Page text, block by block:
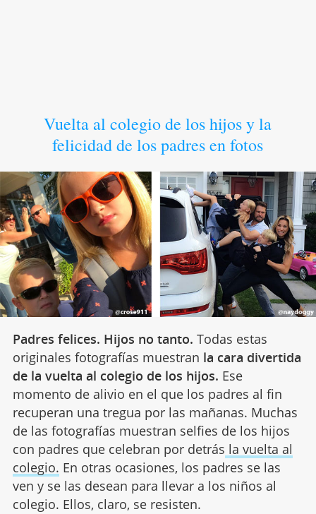
Vuelta al colegio de los hijos y la
felicidad de los padres en fotos
Padres felices. Hijos no tanto. Todas estas
originales fotografías muestran la cara divertida
de la vuelta al colegio de los hijos. Ese
momento de alivio en el que los padres al fin
recuperan una tregua por las mañanas. Muchas
de las fotografías muestran selfies de los hijos
con padres que celebran por detrás la vuelta al
colegio. En otras ocasiones, los padres se las
ven y se las desean para llevar a los niños al
colegio. Ellos, claro, se resisten.